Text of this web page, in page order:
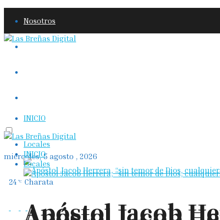
Nosotros
miércoles, 5 agosto , 2026
24 °C Charata
INICIO
Locales
INICIO
Locales
Apóstol Jacob